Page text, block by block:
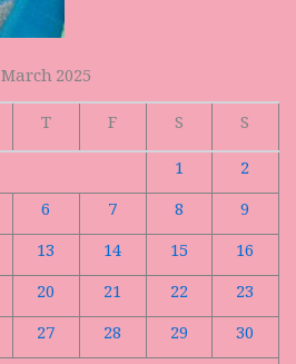
March 2025
T F S
S
1
2
6 7 8
9
13 14 15
16
20 21 22
23
27 28 29
30